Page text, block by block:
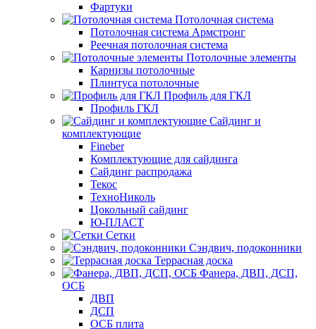
Фартуки
Потолочная система
Потолочная система Армстронг
Реечная потолочная система
Потолочные элементы
Карнизы потолочные
Плинтуса потолочные
Профиль для ГКЛ
Профиль ГКЛ
Сайдинг и
комплектующие
Fineber
Комплектующие для сайдинга
Сайдинг распродажа
Текос
ТехноНиколь
Цокольный сайдинг
Ю-ПЛАСТ
Сетки
Сэндвич, подоконники
Террасная доска
Фанера, ДВП, ДСП,
ОСБ
ДВП
ДСП
ОСБ плита